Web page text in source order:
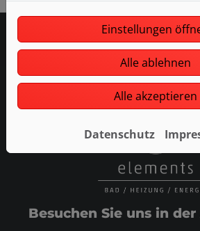
Besuchen Sie uns in
Einstellungen
Alle ablehnen
Alle akzeptieren
Datenschutz